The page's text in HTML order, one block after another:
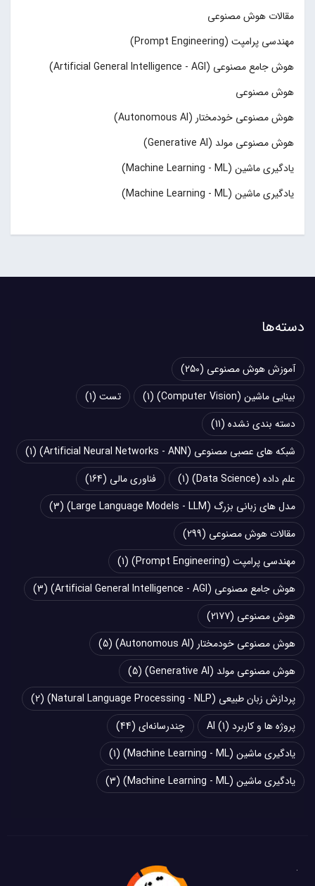
مقالات هوش مصنوعی
مهندسی پرامپت (Prompt Engineering)
هوش جامع مصنوعی (Artificial General Intelligence - AGI)
هوش مصنوعی
هوش مصنوعی خودمختار (Autonomous AI)
هوش مصنوعی مولد (Generative AI)
یادگیری ماشین (Machine Learning - ML)
یادگیری ماشین (Machine Learning - ML)
دسته‌ها
آموزش هوش مصنوعی (250)
بینایی ماشین (Computer Vision)
(1) تست (1)
دسته بندی نشده (11)
شبکه های عصبی مصنوعی (Artificial Neural Networks - ANN)
(1)
علم داده (Data Science)
(1) فناوری مالی (164)
مدل های زبانی بزرگ (Large Language Models - LLM)
(3)
مقالات هوش مصنوعی (299)
مهندسی پرامپت (Prompt Engineering)
(1)
هوش جامع مصنوعی (Artificial General Intelligence - AGI)
(3)
هوش مصنوعی (2177)
هوش مصنوعی خودمختار (Autonomous AI)
(5)
هوش مصنوعی مولد (Generative AI)
(5)
پردازش زبان طبیعی (Natural Language Processing - NLP)
(2)
پروژه ها و کاربرد AI (1) چند‌‌رسانه‌ای (44)
یادگیری ماشین (Machine Learning - ML)
(1)
یادگیری ماشین (Machine Learning - ML)
(3)